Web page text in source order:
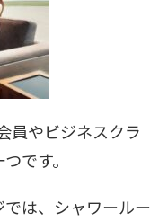
員やビジネスクラ
です。
は、シャワールー